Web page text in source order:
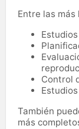
Entre las
Control
También
más